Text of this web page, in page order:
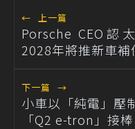
← 上一篇
Porsche CEO認
2028年將推新車補
下一篇 →
小車以「純電」壓
「Q2 e-tron」接